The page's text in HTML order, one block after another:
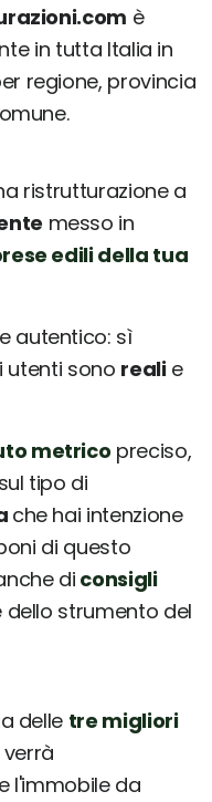
è
in tutta Italia in
regione, provincia
ristrutturazione a
messo in
edili della tua
autentico: sì
utenti sono realie
metrico preciso,
sul tipo di
che hai intenzione
di questo
di consigli
dello strumento del
delle tre migliori
verrà
l'immobile da